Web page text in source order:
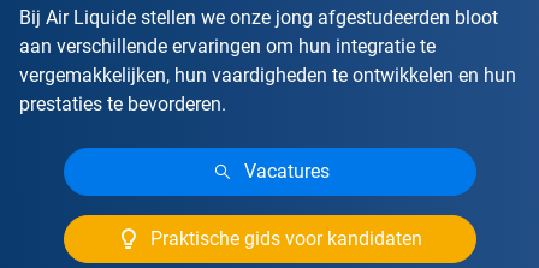
Bij Air Liquide stellen we onze jong afgestudeerden bloot
aan verschillende ervaringen om hun integratie te
vergemakkelijken, hun vaardigheden te ontwikkelen en hun
prestaties te bevorderen.
Vacatures
Praktische gids voor kandidaten